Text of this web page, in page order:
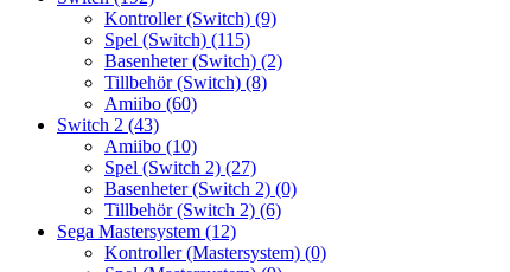
Kontroller (Switch) (9)
Spel (Switch) (115)
Basenheter (Switch) (2)
Tillbehör (Switch) (8)
Amiibo (60)
Switch 2 (43)
Amiibo (10)
Spel (Switch 2) (27)
Basenheter (Switch 2) (0)
Tillbehör (Switch 2) (6)
Sega Mastersystem (12)
Kontroller (Mastersystem) (0)